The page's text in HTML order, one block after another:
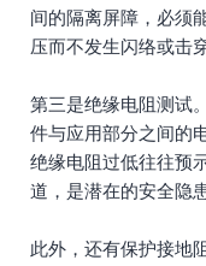
间的隔离屏障，必须
压而不发生闪络或击穿
第三是绝缘电阻测试
件与应用部分之间的
绝缘电阻过低往往预
道，是潜在的安全隐患
此外，还有保护接地